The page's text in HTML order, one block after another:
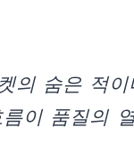
의 숨은 적
이 품질의